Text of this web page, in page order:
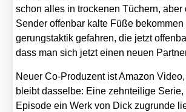
schon alles in tro­cke­nen Tüchern, aber
Sen­der offen­bar kal­te Füße
ge­rungs­tak­tik gefah­ren, die jetzt
dass man sich jetzt einen neu­en
Neu­er Co-Pro­du­zent ist Ama­zon
bleibt das­sel­be: Eine zehn­tei­li­ge
Epi­so­de ein Werk von Dick zugrun­de